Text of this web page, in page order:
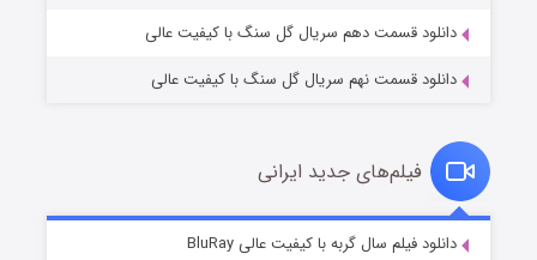
قسمت۶ (زیرنویس) منتشر شد
دانلود قسمت دهم سریال گل سنگ با کیفیت عالی
دانلود قسمت نهم سریال گل سنگ با کیفیت عالی
فیلم‌های جدید ایرانی
دانلود فیلم سال گربه با کیفیت عالی BluRay